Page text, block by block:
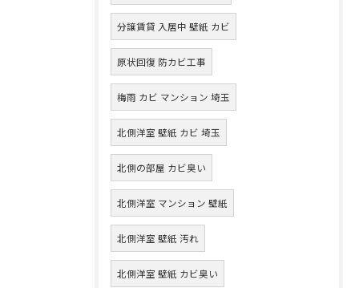
分譲賃貸 入居中 壁紙 カビ
原状回復 防カビ工事
梅雨 カビ マンション 埼玉
北側洋室 壁紙 カビ 埼玉
北側の部屋 カビ臭い
北側洋室 マンション 壁紙
北側洋室 壁紙 汚れ
北側洋室 壁紙 カビ臭い